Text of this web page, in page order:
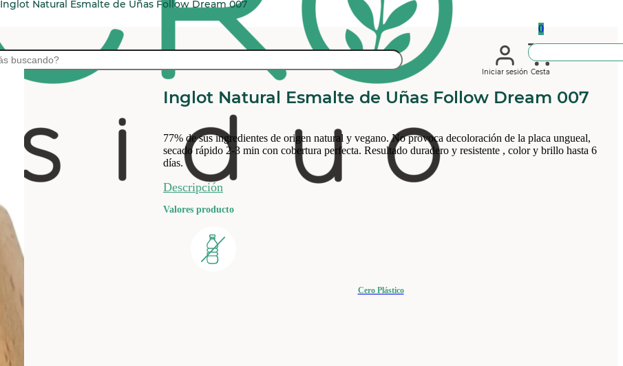
Iniciar sesión
0
Cesta
Inglot Natural Esmalte de Uñas Follow Dream 007
Inglot Natural Esmalte de Uñas Follow Dream 007
77% de sus ingredientes de origen natural y vegano. No provoca decoloración de la placa ungueal,
secado rápido 2-3 min con cobertura perfecta. Resultado duradero y resistente , color y brillo hasta 6
días.
Descripción
Valores producto
Cero Plástico